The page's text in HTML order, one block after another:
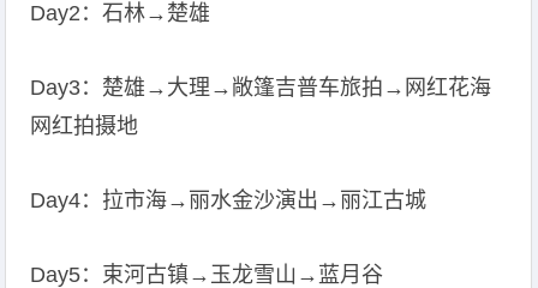
Day2：石林→楚雄
Day3：楚雄→大理→敞篷吉普车旅拍→网红花海
网红拍摄地
Day4：拉市海→丽水金沙演出→丽江古城
Day5：束河古镇→玉龙雪山→蓝月谷